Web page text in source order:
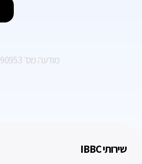
מודעה מס׳ 990953
שירותי IBBC